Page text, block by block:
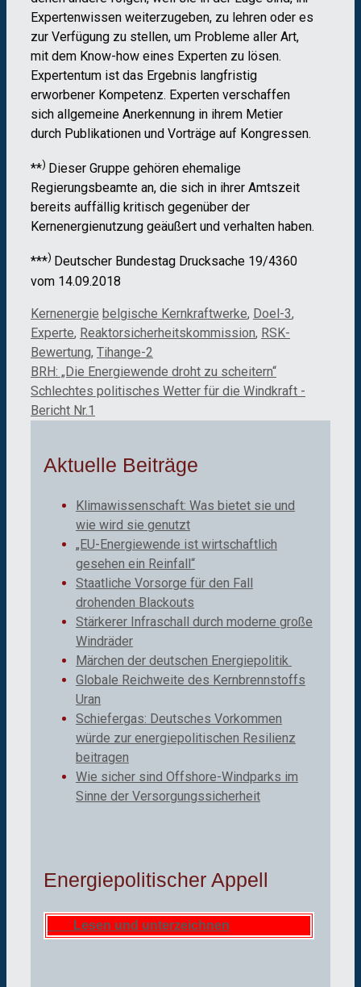
Expertenwissen weiterzugeben, zu lehren oder es
zur Verfügung zu stellen, um Probleme aller Art,
mit dem Know-how eines Experten zu lösen.
Expertentum ist das Ergebnis langfristig
erworbener Kompetenz. Experten verschaffen
sich allgemeine Anerkennung in ihrem Metier
durch Publikationen und Vorträge auf Kongressen.
**) Dieser Gruppe gehören ehemalige
Regierungsbeamte an, die sich in ihrer Amtszeit
bereits auffällig kritisch gegenüber der
Kernenergienutzung geäußert und verhalten haben.
***) Deutscher Bundestag Drucksache 19/4360
vom 14.09.2018
Kategorien
Kernenergie Schlagwörter
belgische Kernkraftwerke, Doel-3,
Experte, Reaktorsicherheitskommission, RSK-
Bewertung, Tihange-2
BRH: „Die Energiewende droht zu scheitern“
Schlechtes politisches Wetter für die Windkraft -
Bericht Nr.1
Aktuelle Beiträge
Klimawissenschaft: Was bietet sie und
wie wird sie genutzt
„EU-Energiewende ist wirtschaftlich
gesehen ein Reinfall“
Staatliche Vorsorge für den Fall
drohenden Blackouts
Stärkerer Infraschall durch moderne große
Windräder
Märchen der deutschen Energiepolitik
Globale Reichweite des Kernbrennstoffs
Uran
Schiefergas: Deutsches Vorkommen
würde zur energiepolitischen Resilienz
beitragen
Wie sicher sind Offshore-Windparks im
Sinne der Versorgungssicherheit
Energiepolitischer Appell
Lesen und unterzeichnen